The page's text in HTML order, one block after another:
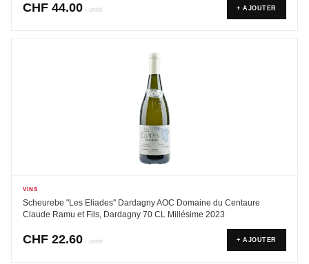
CHF 44.00 / unité + AJOUTER
VINS
Scheurebe "Les Eliades" Dardagny AOC Domaine du Centaure
Claude Ramu et Fils, Dardagny 70 CL Millésime 2023
CHF 22.60 / unité + AJOUTER